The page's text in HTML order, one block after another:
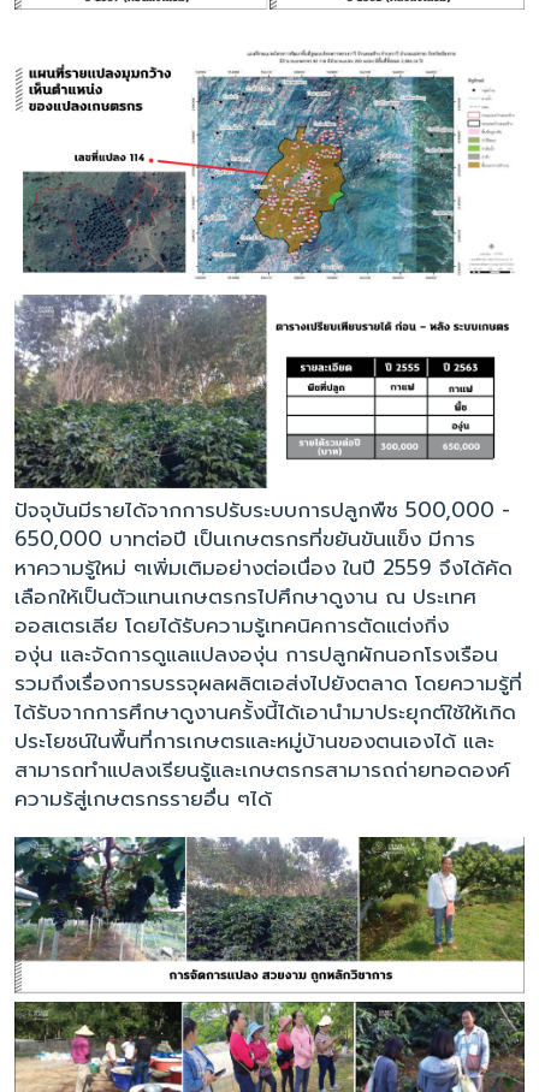
ปัจจุบันมีรายได้จากการปรับระบบการปลูกพืช 500,000 -
650,000 บาทต่อปี เป็นเกษตรกรที่ขยันขันแข็ง มีการ
หาความรู้ใหม่ ๆเพิ่มเติมอย่างต่อเนื่อง ในปี 2559 จึงได้คัด
เลือกให้เป็นตัวแทนเกษตรกรไปศึกษาดูงาน ณ ประเทศ
ออสเตรเลีย โดยได้รับความรู้เทคนิคการตัดแต่งกิ่ง
องุ่น และจัดการดูแลแปลงองุ่น การปลูกผักนอกโรงเรือน
รวมถึงเรื่องการบรรจุผลผลิตเอส่งไปยังตลาด โดยความรู้ที่
ได้รับจากการศึกษาดูงานครั้งนี้ได้เอานำมาประยุกต์ใช้ให้เกิด
ประโยชน์ในพื้นที่การเกษตรและหมู่บ้านของตนเองได้ และ
สามารถทำแปลงเรียนรู้และเกษตรกรสามารถถ่ายทอดองค์
ความร้สู่เกษตรกรรายอื่น ๆได้